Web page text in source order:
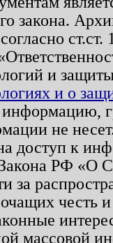
закона.
и
и о
не
доступ к
РФ «О
за
честь
массовой